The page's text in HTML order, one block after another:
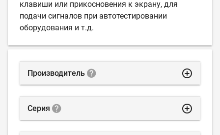
клавиши или прикосновения к экрану, для
подачи сигналов при автотестировании
оборудования и т.д.
highlight_off
Производитель
highlight_off
Серия